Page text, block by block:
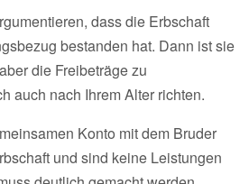
dass die Erbschaft
bestanden hat. Dann ist sie
die Freibeträge zu
auch nach Ihrem Alter richten.
Konto mit dem Bruder
und sind keine Leistungen